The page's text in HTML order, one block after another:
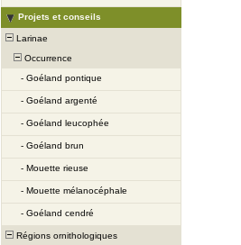
Projets et conseils
Larinae
Occurrence
- Goéland pontique
- Goéland argenté
- Goéland leucophée
- Goéland brun
- Mouette rieuse
- Mouette mélanocéphale
- Goéland cendré
Régions ornithologiques